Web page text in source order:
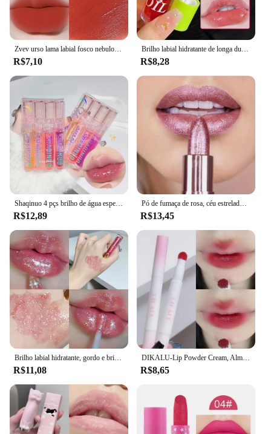
Zvev urso lama labial fosco nebuloso veludo lábio esmalte batom chaveiro pingente estudante festa batom maquiagem meninas
R$7,10
Brilho labial hidratante de longa duração, espelho de vidro de água, brilho labial transparente, maquiagem natural, plumping labial
R$8,28
Shaqinuo 4 pçs brilho de água espelho geléia brilho labial hidrata os lábios shimmers com pérolas finas ilumina a cor dos lábios
R$12,89
Pó de fumaça de rosa, céu estrelado brilhante, textura de veludo brilhante, durável, faça seus lábios brilhantes, à prova d'água, antiincrustante.
R$13,45
Brilho labial hidratante, gordo e brilhante, esmalte labial espelhado brilhante à água, óleo labial hidratante e hidratante para lábios pouty
R$11,08
DIKALU-Lip Powder Cream, Almofada de Ar, Boca Matte Lip Glaze, Lama Vermelha, Não-desbotamento, Copa antiaderente, Feminina White Brick Re
R$8,65